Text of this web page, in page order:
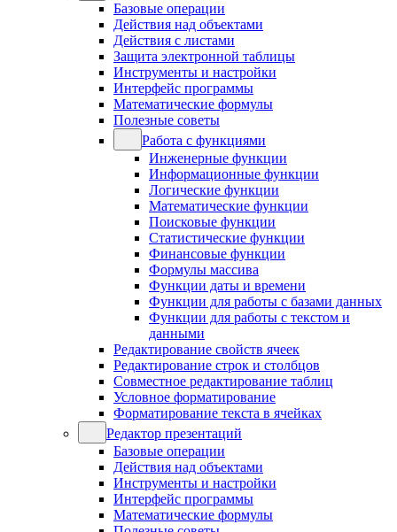
Базовые операции
Действия над объектами
Действия с листами
Защита электронной таблицы
Инструменты и настройки
Интерфейс программы
Математические формулы
Полезные советы
Работа с функциями
Инженерные функции
Информационные функции
Логические функции
Математические функции
Поисковые функции
Статистические функции
Финансовые функции
Формулы массива
Функции даты и времени
Функции для работы с базами данных
Функции для работы с текстом и
данными
Редактирование свойств ячеек
Редактирование строк и столбцов
Совместное редактирование таблиц
Условное форматирование
Форматирование текста в ячейках
Редактор презентаций
Базовые операции
Действия над объектами
Инструменты и настройки
Интерфейс программы
Математические формулы